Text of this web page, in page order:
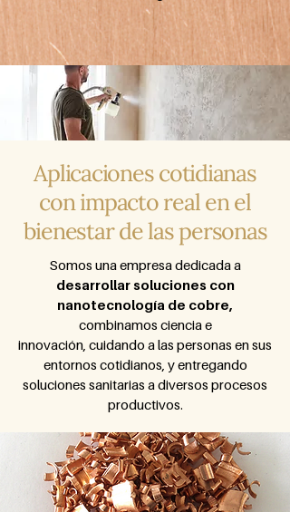
Aplicaciones cotidianas
con impacto real en el
bienestar de las personas
Somos una empresa dedicada a
desarrollar soluciones con
nanotecnología de cobre,
combinamos ciencia e
innovación, cuidando a las personas en sus
entornos cotidianos, y entregando
soluciones sanitarias a diversos procesos
productivos.